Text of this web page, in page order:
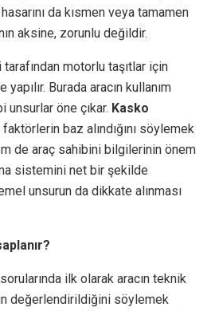
da kısmen veya tamamen
aksine, zorunlu değildir.
motorlu taşıtlar için
Burada aracın kullanım
unsurlar öne çıkar. Kasko
baz alındığını söylemek
de araç sahibini bilgilerinin önem
sistemini net bir şekilde
unsurun da dikkate alınması
sorularında ilk olarak aracın teknik
değerlendirildiğini söylemek